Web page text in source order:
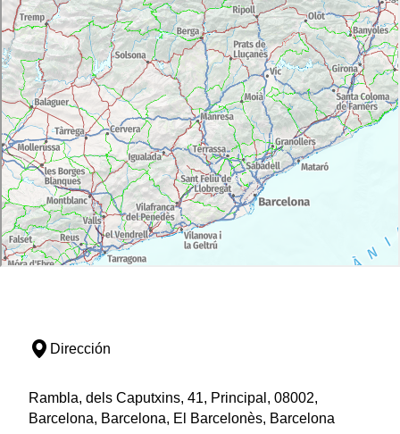
Dirección
Rambla, dels Caputxins, 41, Principal, 08002,
Barcelona, Barcelona, El Barcelonès, Barcelona